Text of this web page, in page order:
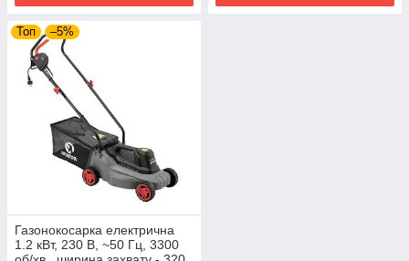
Топ –5%
Газонокосарка електрична
1.2 кВт, 230 В, ~50 Гц, 3300